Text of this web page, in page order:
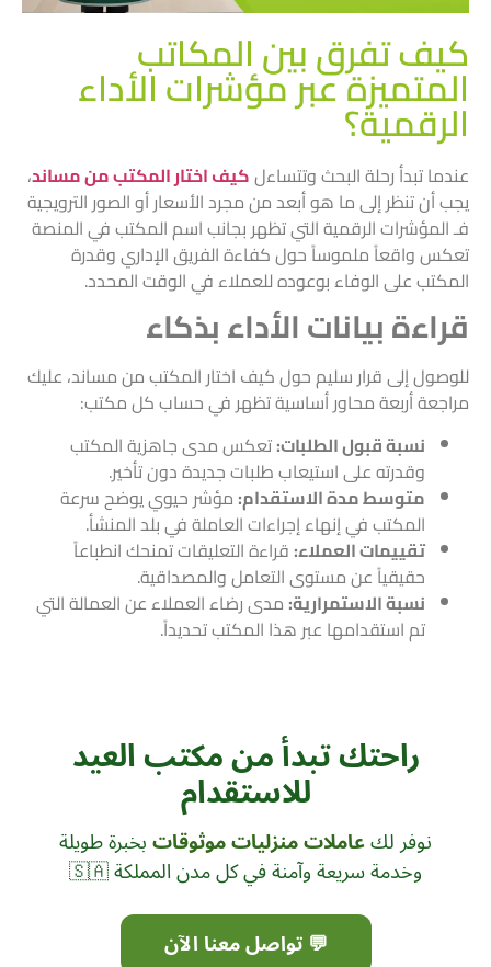
كيف تفرق بين المكاتب
المتميزة عبر مؤشرات الأداء
الرقمية؟
عندما تبدأ رحلة البحث وتتساءلكيف اختار المكتب من مساند،
يجب أن تنظر إلى ما هو أبعد من مجرد الأسعار أو الصور الترويجية
فـ المؤشرات الرقمية التي تظهر بجانب اسم المكتب في المنصة
تعكس واقعاً ملموساً حول كفاءة الفريق الإداري وقدرة
المكتب على الوفاء بوعوده للعملاء في الوقت المحدد.
قراءة بيانات الأداء بذكاء
للوصول إلى قرار سليم حول كيف اختار المكتب من مساند، عليك
مراجعة أربعة محاور أساسية تظهر في حساب كل مكتب:
نسبة قبول الطلبات:تعكس مدى جاهزية المكتب
وقدرته على استيعاب طلبات جديدة دون تأخير.
متوسط مدة الاستقدام:مؤشر حيوي يوضح سرعة
المكتب في إنهاء إجراءات العاملة في بلد المنشأ.
تقييمات العملاء:قراءة التعليقات تمنحك انطباعاً
حقيقياً عن مستوى التعامل والمصداقية.
نسبة الاستمرارية:مدى رضاء العملاء عن العمالة التي
تم استقدامها عبر هذا المكتب تحديداً.
راحتك تبدأ من مكتب العيد
للاستقدام
نوفر لكعاملات منزليات موثوقاتبخبرة طويلة
وخدمة سريعة وآمنة في كل مدن المملكة 🇸🇦
💬 تواصل معنا الآن